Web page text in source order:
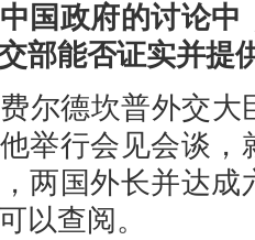
国政府的讨论
部能否证实并提
尔德坎普外交
举行会见会谈
两国外长并达
以查阅。